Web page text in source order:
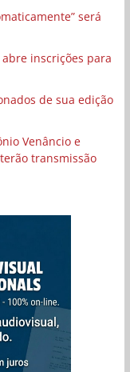
será
inscrições para
de sua edição
Venâncio e
transmissão